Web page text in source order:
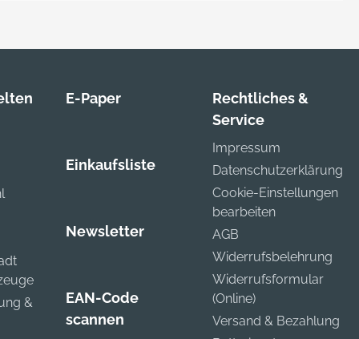
&
E-Paper
Einkaufsliste
Newsletter
EAN-Code
scannen
Rechtliches &
Service
Impressum
Datenschutzerklärung
Cookie-Einstellungen
bearbeiten
AGB
Widerrufsbelehrung
Widerrufsformular
(Online)
Versand & Bezahlung